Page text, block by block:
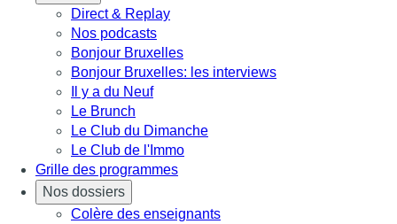
Direct & Replay
Nos podcasts
Bonjour Bruxelles
Bonjour Bruxelles: les interviews
Il y a du Neuf
Le Brunch
Le Club du Dimanche
Le Club de l'Immo
Grille des programmes
Nos dossiers
Colère des enseignants